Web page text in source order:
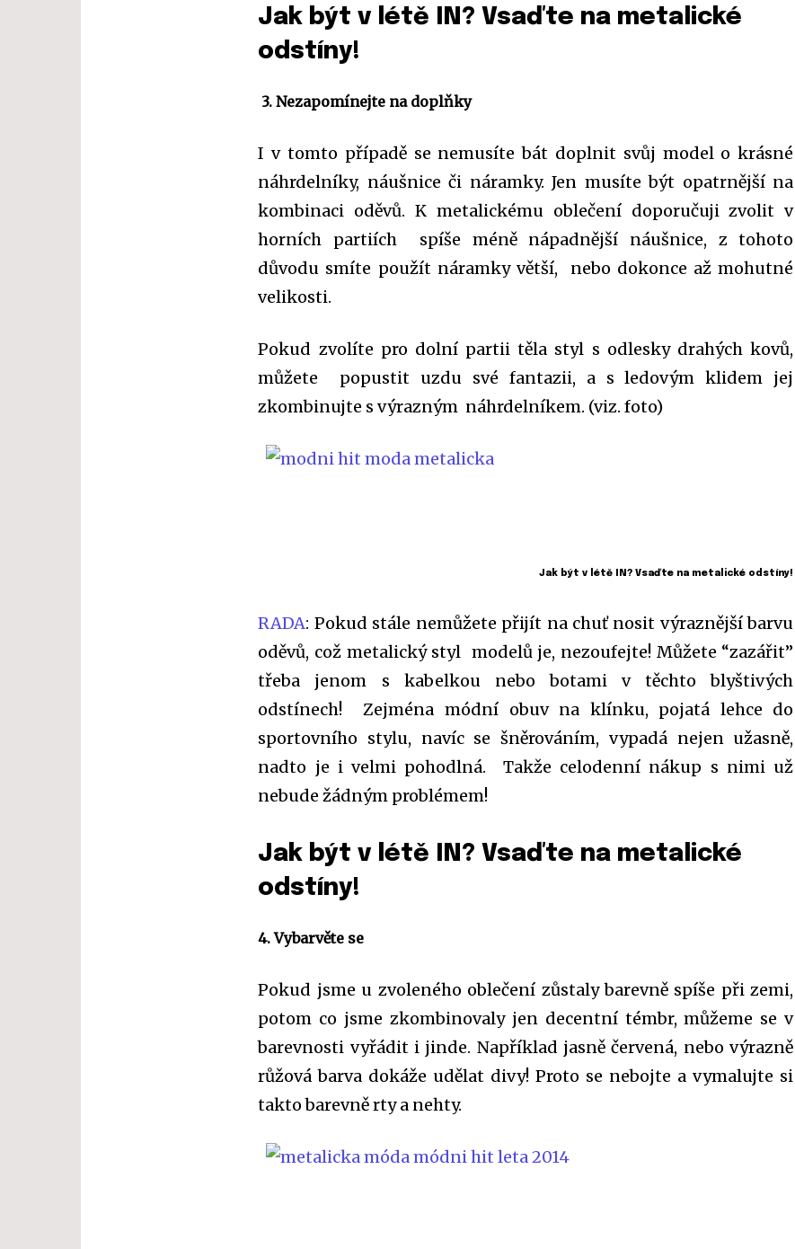
Jak být v létě IN? Vsaďte na metalické
odstíny!
3. Nezapomínejte na doplňky
I v tomto případě se nemusíte bát doplnit svůj model o krásné
náhrdelníky, náušnice či náramky. Jen musíte být opatrnější na
kombinaci oděvů. K metalickému oblečení doporučuji zvolit v
horních partiích spíše méně nápadnější náušnice, z tohoto
důvodu smíte použít náramky větší, nebo dokonce až mohutné
velikosti.
Pokud zvolíte pro dolní partii těla styl s odlesky drahých kovů,
můžete popustit uzdu své fantazii, a s ledovým klidem jej
zkombinujte s výrazným náhrdelníkem. (viz. foto)
Jak být v létě IN? Vsaďte na metalické odstíny!
RADA: Pokud stále nemůžete přijít na chuť nosit výraznější barvu
oděvů, což metalický styl modelů je, nezoufejte! Můžete “zazářit”
třeba jenom s kabelkou nebo botami v těchto blyštivých
odstínech! Zejména módní obuv na klínku, pojatá lehce do
sportovního stylu, navíc se šněrováním, vypadá nejen užasně,
nadto je i velmi pohodlná. Takže celodenní nákup s nimi už
nebude žádným problémem!
Jak být v létě IN? Vsaďte na metalické
odstíny!
4. Vybarvěte se
Pokud jsme u zvoleného oblečení zůstaly barevně spíše při zemi,
potom co jsme zkombinovaly jen decentní témbr, můžeme se v
barevnosti vyřádit i jinde. Například jasně červená, nebo výrazně
růžová barva dokáže udělat divy! Proto se nebojte a vymalujte si
takto barevně rty a nehty.